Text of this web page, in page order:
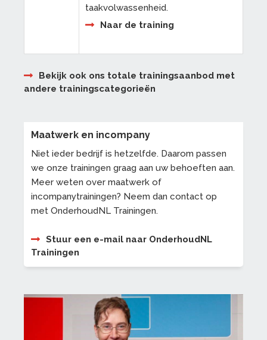
taakvolwassenheid.
Naar de training
Bekijk ook ons totale trainingsaanbod met
andere trainingscategorieën
Maatwerk en incompany
Niet ieder bedrijf is hetzelfde. Daarom passen
we onze trainingen graag aan uw behoeften aan.
Meer weten over maatwerk of
incompanytrainingen? Neem dan contact op
met OnderhoudNL Trainingen.
Stuur een e-mail naar OnderhoudNL
Trainingen